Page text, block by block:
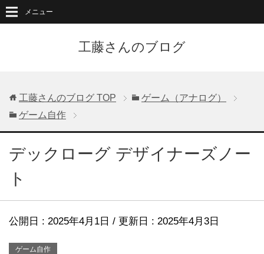
工藤さんのブログ
メニュー
工藤さんのブログ TOP
ゲーム（アナログ）
ゲーム自作
デックローグ デザイナーズノー
ト
公開日 : 2025年4月1日 / 更新日 : 2025年4月3日
ゲーム自作